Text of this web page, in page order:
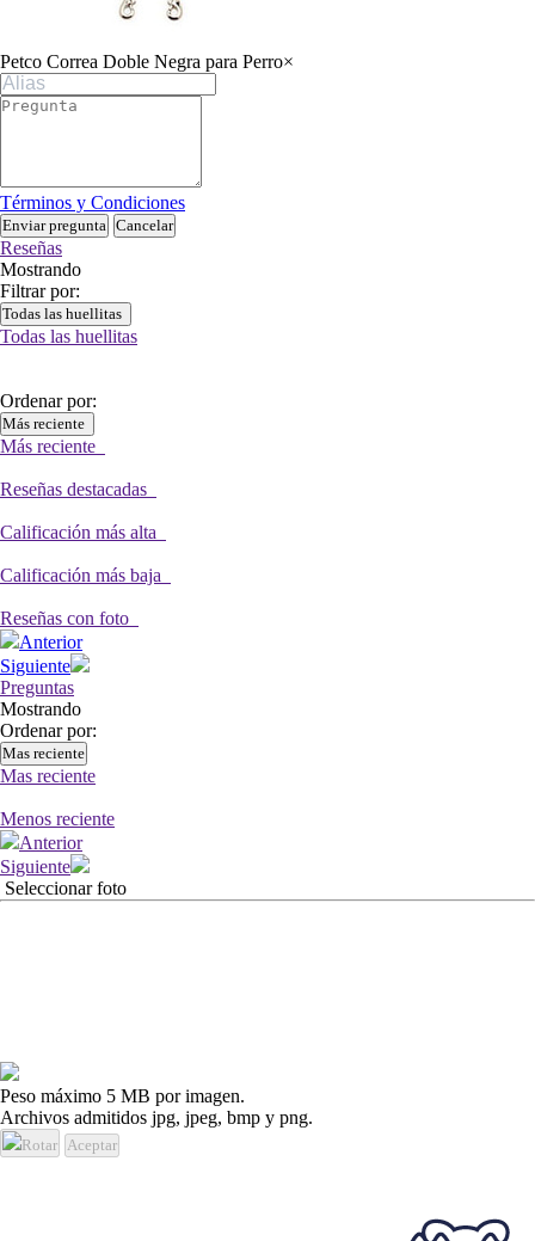
Petco Correa Doble Negra para Perro×
Términos y Condiciones
Enviar pregunta Cancelar
Reseñas
Mostrando
Filtrar por:
Todas las huellitas
Todas las huellitas
Ordenar por:
Más reciente
Más reciente
Reseñas destacadas
Calificación más alta
Calificación más baja
Reseñas con foto
Anterior
Siguiente
Preguntas
Mostrando
Ordenar por:
Mas reciente
Mas reciente
Menos reciente
Anterior
Siguiente
Seleccionar foto
Peso máximo 5 MB por imagen.
Archivos admitidos jpg, jpeg, bmp y png.
Rotar Aceptar